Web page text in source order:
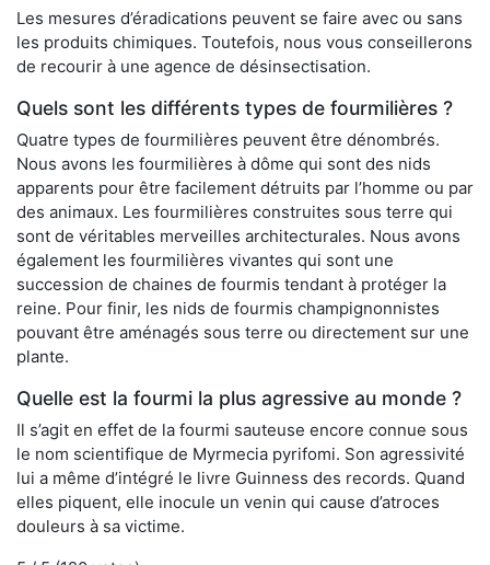
Les mesures d’éradications peuvent se faire avec ou sans
les produits chimiques. Toutefois, nous vous conseillerons
de recourir à une agence de désinsectisation.
Quels sont les différents types de fourmilières ?
Quatre types de fourmilières peuvent être dénombrés.
Nous avons les fourmilières à dôme qui sont des nids
apparents pour être facilement détruits par l’homme ou par
des animaux. Les fourmilières construites sous terre qui
sont de véritables merveilles architecturales. Nous avons
également les fourmilières vivantes qui sont une
succession de chaines de fourmis tendant à protéger la
reine. Pour finir, les nids de fourmis champignonnistes
pouvant être aménagés sous terre ou directement sur une
plante.
Quelle est la fourmi la plus agressive au monde ?
Il s’agit en effet de la fourmi sauteuse encore connue sous
le nom scientifique de Myrmecia pyrifomi. Son agressivité
lui a même d’intégré le livre Guinness des records. Quand
elles piquent, elle inocule un venin qui cause d’atroces
douleurs à sa victime.